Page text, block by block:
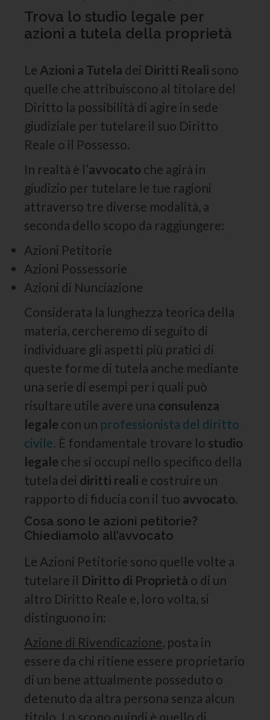
Trova lo studio legale per
azioni a tutela della proprietà
Le Azioni a Tutela dei Diritti Reali sono
quelle che attribuiscono al titolare del
Diritto la possibilità di agire in sede
giudiziale per tutelare il suo Diritto
Reale o il Possesso.
In realtà è l’avvocato che agirà in
giudizio per tutelare le tue ragioni
attraverso tre diverse modalità, a
seconda dello scopo da raggiungere:
Azioni Petitorie
Azioni Possessorie
Azioni di Nunciazione
Considerata la lunghezza teorica della
materia, cercheremo di seguito di
individuare gli aspetti più pratici di
queste forme di tutela anche mediante
una serie di esempi per i quali può
risultare utile avere una consulenza
legale con un professionista del diritto
civile. È fondamentale trovare lo studio
legale che si occupi nello specifico della
tutela dei diritti reali e costruire un
rapporto di fiducia con il tuo avvocato.
Cosa sono le azioni petitorie?
Chiediamolo all’avvocato
Le Azioni Petitorie sono quelle volte a
tutelare il Diritto di Proprietà o di un
altro Diritto Reale e, loro volta, si
distinguono in:
Azione di Rivendicazione, posta in
essere da chi ritiene essere proprietario
di un bene attualmente posseduto o
detenuto da altra persona senza alcun
titolo. Lo scopo quindi è quello di